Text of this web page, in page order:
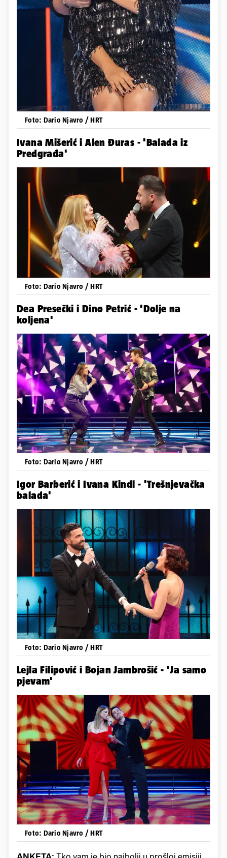
Foto: Dario Njavro / HRT
Ivana Mišerić i Alen Đuras - 'Balada iz
Predgrađa'
Foto: Dario Njavro / HRT
Dea Presečki i Dino Petrić - 'Dolje na
koljena'
Foto: Dario Njavro / HRT
Igor Barberić i Ivana Kindl - 'Trešnjevačka
balada'
Foto: Dario Njavro / HRT
Lejla Filipović i Bojan Jambrošić - 'Ja samo
pjevam'
Foto: Dario Njavro / HRT